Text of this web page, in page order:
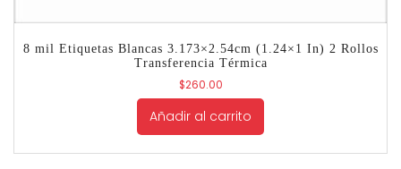
8 mil Etiquetas Blancas 3.173×2.54cm (1.24×1 In) 2 Rollos
Transferencia Térmica
$260.00
Añadir al carrito